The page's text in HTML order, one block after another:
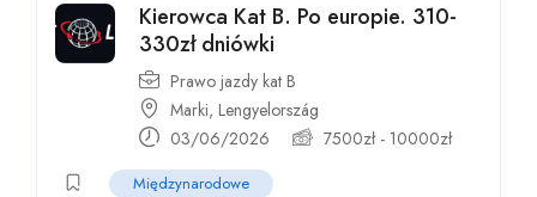
Kierowca Kat B. Po europie. 310-
330zł dniówki
Prawo jazdy kat B
Marki, Lengyelország
03/06/2026
7500zł- 10000zł
Międzynarodowe